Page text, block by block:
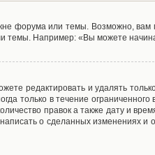
форума или темы. Возможно, вам
Например: «Вы можете
редактировать и удалять
только в течение
правок а также дату и
о сделанных изменениях и